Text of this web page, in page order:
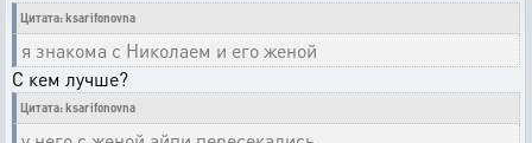
Цитата: ksarifonovna
я знакома с Николаем и его женой
С кем лучше?
Цитата: ksarifonovna